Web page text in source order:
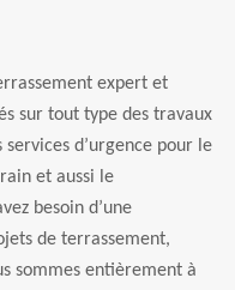
expert et
sur tout type des travaux
d’urgence pour le
et aussi le
besoin d’une
de terrassement,
sommes entièrement à